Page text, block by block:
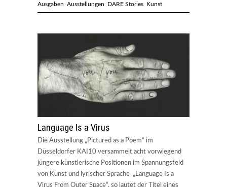
Ausgaben Ausstellungen DARE Stories Kunst
Language Is a Virus
Die Ausstellung „Pictured as a Poem“ im
Düsseldorfer KAI10 versammelt acht vorwiegend
jüngere künstlerische Positionen im Spannungsfeld
von Kunst und lyrischer Sprache „Language Is a
Virus From Outer Space“, so lautet der Titel eines